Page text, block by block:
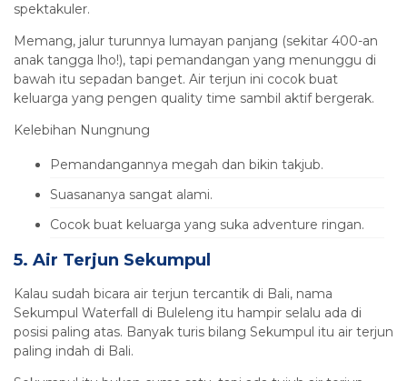
spektakuler.
Memang, jalur turunnya lumayan panjang (sekitar 400-an
anak tangga lho!), tapi pemandangan yang menunggu di
bawah itu sepadan banget. Air terjun ini cocok buat
keluarga yang pengen quality time sambil aktif bergerak.
Kelebihan Nungnung
Pemandangannya megah dan bikin takjub.
Suasananya sangat alami.
Cocok buat keluarga yang suka adventure ringan.
5. Air Terjun Sekumpul
Kalau sudah bicara air terjun tercantik di Bali, nama
Sekumpul Waterfall di Buleleng itu hampir selalu ada di
posisi paling atas. Banyak turis bilang Sekumpul itu air terjun
paling indah di Bali.